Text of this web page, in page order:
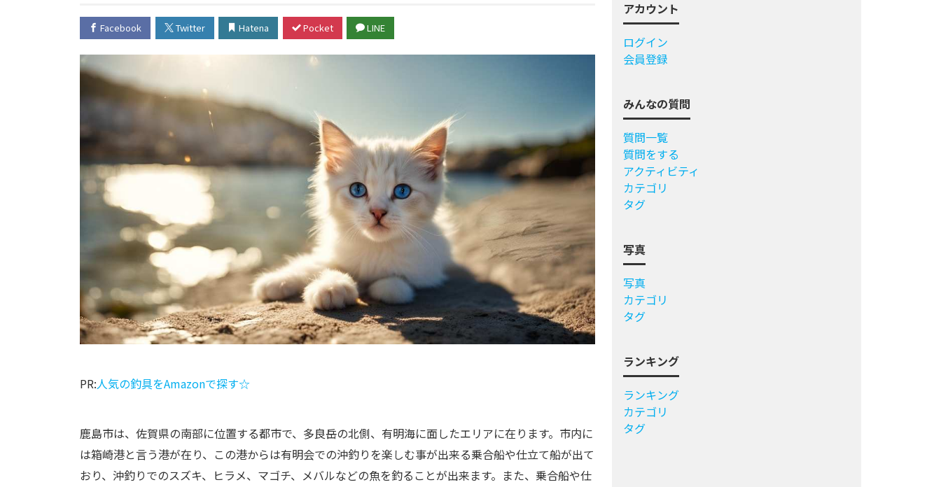
Facebook Twitter Hatena Pocket LINE
PR:人気の釣具をAmazonで探す☆
鹿島市は、佐賀県の南部に位置する都市で、多良岳の北側、有明海に面したエリアに在ります。市内に
は箱崎港と言う港が在り、この港からは有明会での沖釣りを楽しむ事が出来る乗合船や仕立て船が出て
おり、沖釣りでのスズキ、ヒラメ、マゴチ、メバルなどの魚を釣ることが出来ます。また、乗合船や仕
アカウント
ログイン
会員登録
みんなの質問
質問一覧
質問をする
アクティビティ
カテゴリ
タグ
写真
写真
カテゴリ
タグ
ランキング
ランキング
カテゴリ
タグ